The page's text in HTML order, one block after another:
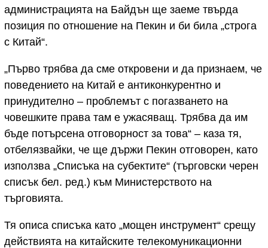
администрацията на Байдън ще заеме твърда
позиция по отношение на Пекин и би била „строга
с Китай“.
„Първо трябва да сме откровени и да признаем, че
поведението на Китай е антиконкурентно и
принудително – проблемът с погазването на
човешките права там е ужасяващ. Трябва да им
бъде потърсена отговорност за това“ – каза тя,
отбелязвайки, че ще държи Пекин отговорен, като
използва „Списъка на субектите“ (търговски черен
списък бел. ред.) към Министерството на
търговията.
Тя описа списъка като „мощен инструмент“ срещу
действията на китайските телекомуникационни